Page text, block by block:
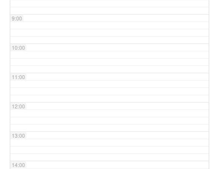
9:00
10:00
11:00
12:00
13:00
14:00